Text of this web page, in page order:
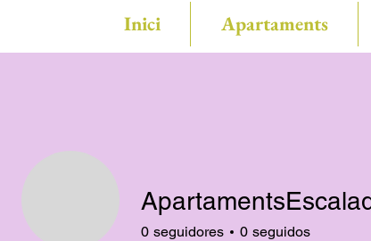
Inici Apartaments
0 seguidores 0 seguidos